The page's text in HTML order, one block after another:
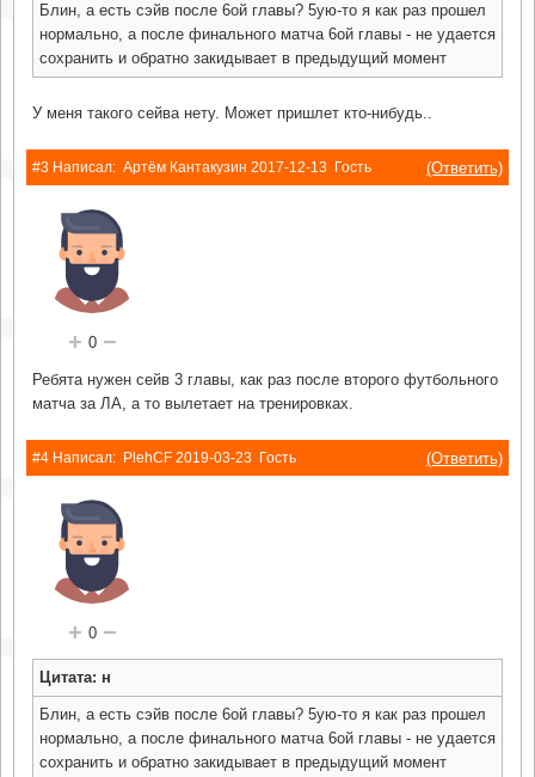
Блин, а есть сэйв после 6ой главы? 5ую-то я как раз прошел
нормально, а после финального матча 6ой главы - не удается
сохранить и обратно закидывает в предыдущий момент
У меня такого сейва нету. Может пришлет кто-нибудь..
#3 Написал: Артём Кантакузин 2017-12-13 Гость (Ответить)
+ 0 −
Ребята нужен сейв 3 главы, как раз после второго футбольного
матча за ЛА, а то вылетает на тренировках.
#4 Написал: PlehCF 2019-03-23 Гость (Ответить)
+ 0 −
Цитата: н
Блин, а есть сэйв после 6ой главы? 5ую-то я как раз прошел
нормально, а после финального матча 6ой главы - не удается
сохранить и обратно закидывает в предыдущий момент